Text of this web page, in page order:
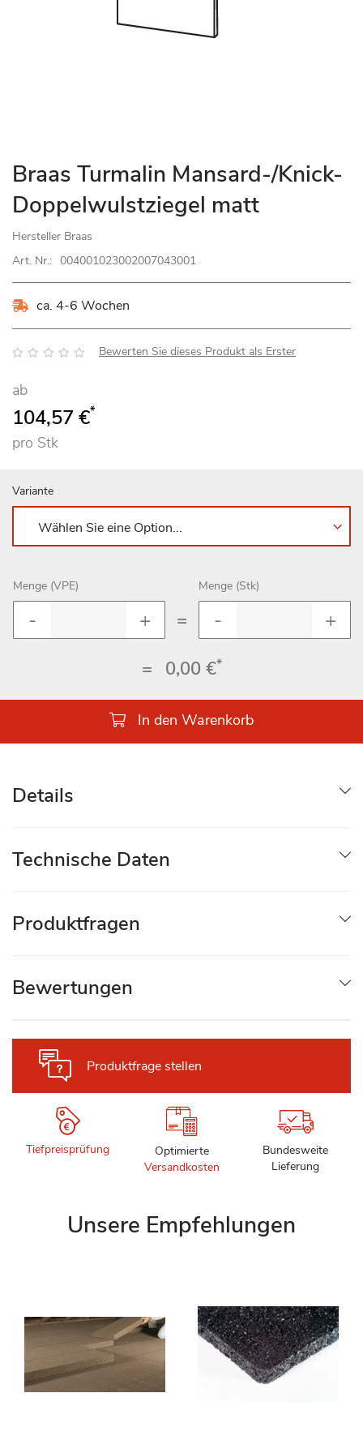
Zum
Anfang
der
Bildgalerie
springen
Braas Turmalin Mansard-/Knick-
Doppelwulstziegel matt
Hersteller Braas
Art. Nr.: 004001023002007043001
ca. 4-6 Wochen
Bewertung: Bewerten Sie dieses Produkt als Erster
ab
104,57 €*
pro Stk
Variante
Menge (VPE)
=
Menge (Stk)
= 0,00 €*
In den Warenkorb
Produktfrage stellen
Tiefpreisprüfung
Optimierte
Versandkosten
Bundesweite
Lieferung
Details
Technische Daten
Produktfragen
Bewertungen
Unsere Empfehlungen